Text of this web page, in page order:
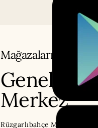
Mağazalarımız
Genel
Merkez
Rüzgarlıbahçe Mahallesi, Çam